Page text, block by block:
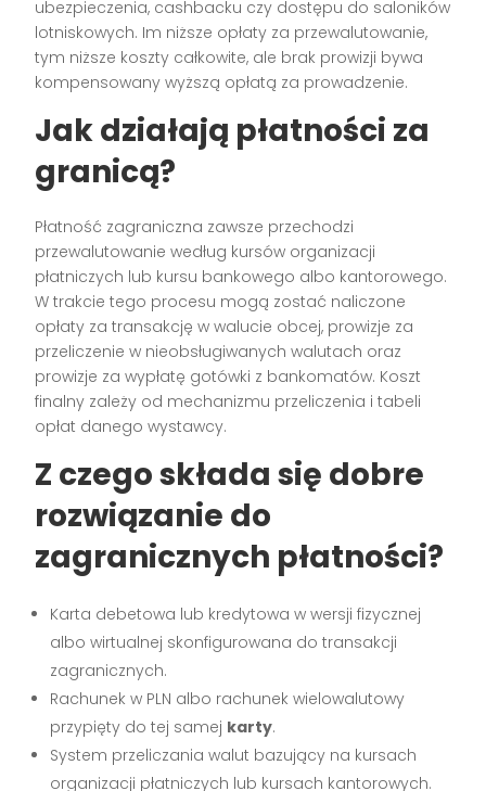
ubezpieczenia, cashbacku czy dostępu do saloników
lotniskowych. Im niższe opłaty za przewalutowanie,
tym niższe koszty całkowite, ale brak prowizji bywa
kompensowany wyższą opłatą za prowadzenie.
Jak działają płatności za
granicą?
Płatność zagraniczna zawsze przechodzi
przewalutowanie według kursów organizacji
płatniczych lub kursu bankowego albo kantorowego.
W trakcie tego procesu mogą zostać naliczone
opłaty za transakcję w walucie obcej, prowizje za
przeliczenie w nieobsługiwanych walutach oraz
prowizje za wypłatę gotówki z bankomatów. Koszt
finalny zależy od mechanizmu przeliczenia i tabeli
opłat danego wystawcy.
Z czego składa się dobre
rozwiązanie do
zagranicznych płatności?
Karta debetowa lub kredytowa w wersji fizycznej
albo wirtualnej skonfigurowana do transakcji
zagranicznych.
Rachunek w PLN albo rachunek wielowalutowy
przypięty do tej samej karty.
System przeliczania walut bazujący na kursach
organizacji płatniczych lub kursach kantorowych.